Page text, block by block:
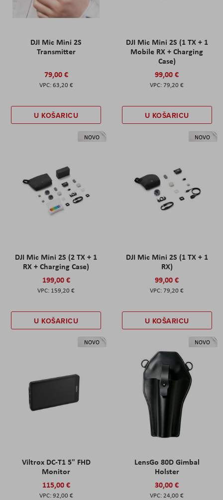
DJI Mic Mini 2S
Transmitter
79,00 €
63,20 €
U KOŠARICU
DJI Mic Mini 2S (1 TX + 1
Mobile RX + Charging
Case)
99,00 €
79,20 €
U KOŠARICU
NOVO
DJI Mic Mini 2S (2 TX + 1
RX + Charging Case)
199,00 €
159,20 €
U KOŠARICU
NOVO
DJI Mic Mini 2S (1 TX + 1
RX)
99,00 €
79,20 €
U KOŠARICU
NOVO
Viltrox DC-T1 5" FHD
Monitor
115,00 €
92,00 €
NOVO
LensGo 80D Gimbal
Holster
30,00 €
24,00 €